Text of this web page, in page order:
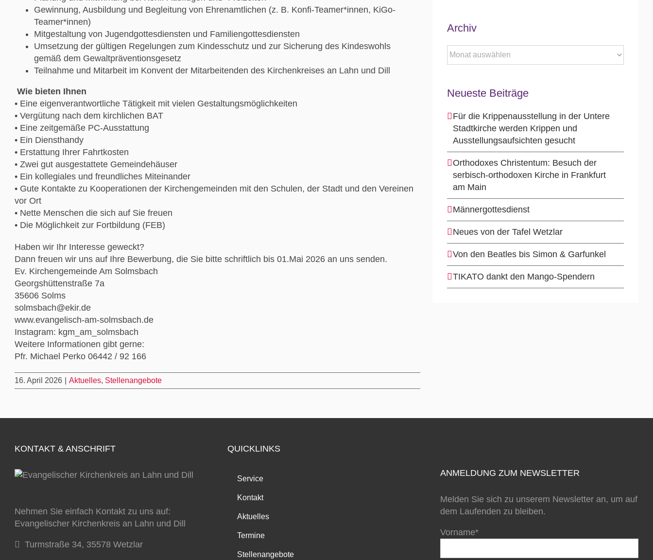
Gewinnung, Ausbildung und Begleitung von Ehrenamtlichen (z. B. Konfi-Teamer*innen, KiGo-
Teamer*innen)
Mitgestaltung von Jugendgottesdiensten und Familiengottesdiensten
Umsetzung der gültigen Regelungen zum Kindesschutz und zur Sicherung des Kindeswohls
gemäß dem Gewaltpräventionsgesetz
Teilnahme und Mitarbeit im Konvent der Mitarbeitenden des Kirchenkreises an Lahn und Dill
Wie bieten Ihnen
• Eine eigenverantwortliche Tätigkeit mit vielen Gestaltungsmöglichkeiten
• Vergütung nach dem kirchlichen BAT
• Eine zeitgemäße PC-Ausstattung
• Ein Diensthandy
• Erstattung Ihrer Fahrtkosten
• Zwei gut ausgestattete Gemeindehäuser
• Ein kollegiales und freundliches Miteinander
• Gute Kontakte zu Kooperationen der Kirchengemeinden mit den Schulen, der Stadt und den Vereinen
vor Ort
• Nette Menschen die sich auf Sie freuen
• Die Möglichkeit zur Fortbildung (FEB)
Haben wir Ihr Interesse geweckt?
Dann freuen wir uns auf Ihre Bewerbung, die Sie bitte schriftlich bis 01.Mai 2026 an uns senden.
Ev. Kirchengemeinde Am Solmsbach
Georgshüttenstraße 7a
35606 Solms
solmsbach@ekir.de
www.evangelisch-am-solmsbach.de
Instagram: kgm_am_solmsbach
Weitere Informationen gibt gerne:
Pfr. Michael Perko 06442 / 92 166
16. April 2026 Aktuelles, Stellenangebote
Archiv
Archiv
Neueste Beiträge
Für die Krippenausstellung in der Untere
Stadtkirche werden Krippen und
Ausstellungsaufsichten gesucht
Orthodoxes Christentum: Besuch der
serbisch-orthodoxen Kirche in Frankfurt
am Main
Männergottesdienst
Neues von der Tafel Wetzlar
Von den Beatles bis Simon & Garfunkel
TIKATO dankt den Mango-Spendern
KONTAKT & ANSCHRIFT
Nehmen Sie einfach Kontakt zu uns auf:
Evangelischer Kirchenkreis an Lahn und Dill
Turmstraße 34, 35578 Wetzlar
QUICKLINKS
Service
Kontakt
Aktuelles
Termine
Stellenangebote
ANMELDUNG ZUM NEWSLETTER
Melden Sie sich zu unserem Newsletter an, um auf
dem Laufenden zu bleiben.
Vorname*